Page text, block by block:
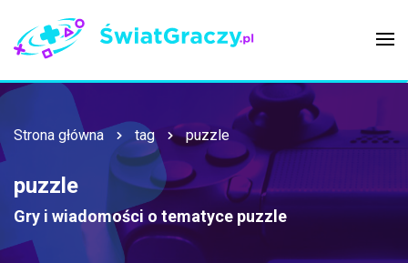
Strona główna tag puzzle
puzzle
Gry i wiadomości o tematyce puzzle